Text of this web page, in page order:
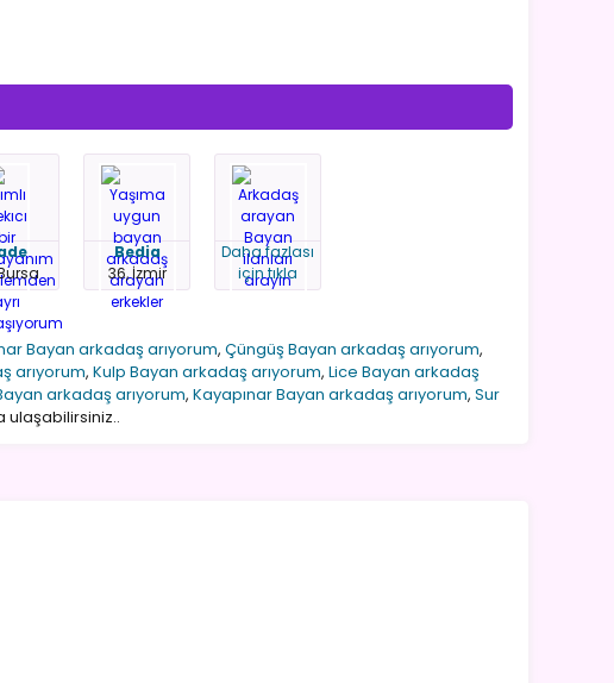
Bedia
36, İzmir
Daha fazlası
için tıkla
Bayan arkadaş arıyorum, Çüngüş Bayan arkadaş arıyorum,
arıyorum, Kulp Bayan arkadaş arıyorum, Lice Bayan arkadaş
arkadaş arıyorum, Kayapınar Bayan arkadaş arıyorum, Sur